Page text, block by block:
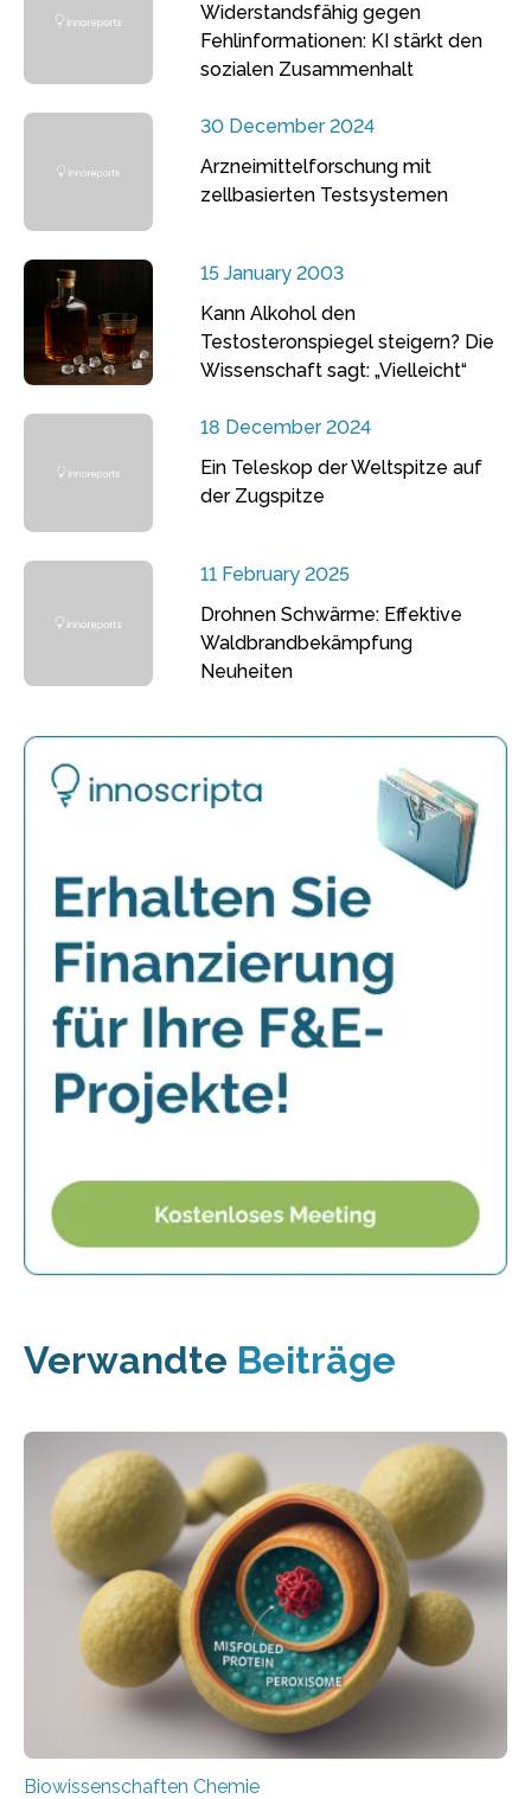
Widerstandsfähig gegen
Fehlinformationen: KI stärkt den
sozialen Zusammenhalt
30 December 2024
Arzneimittelforschung mit
zellbasierten Testsystemen
15 January 2003
Kann Alkohol den
Testosteronspiegel steigern? Die
Wissenschaft sagt: „Vielleicht“
18 December 2024
Ein Teleskop der Weltspitze auf
der Zugspitze
11 February 2025
Drohnen Schwärme: Effektive
Waldbrandbekämpfung
Neuheiten
Verwandte Beiträge
Biowissenschaften Chemie